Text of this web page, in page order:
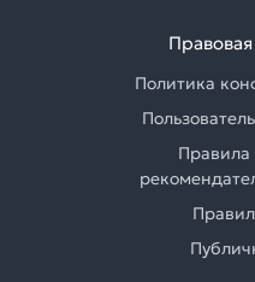
Политика